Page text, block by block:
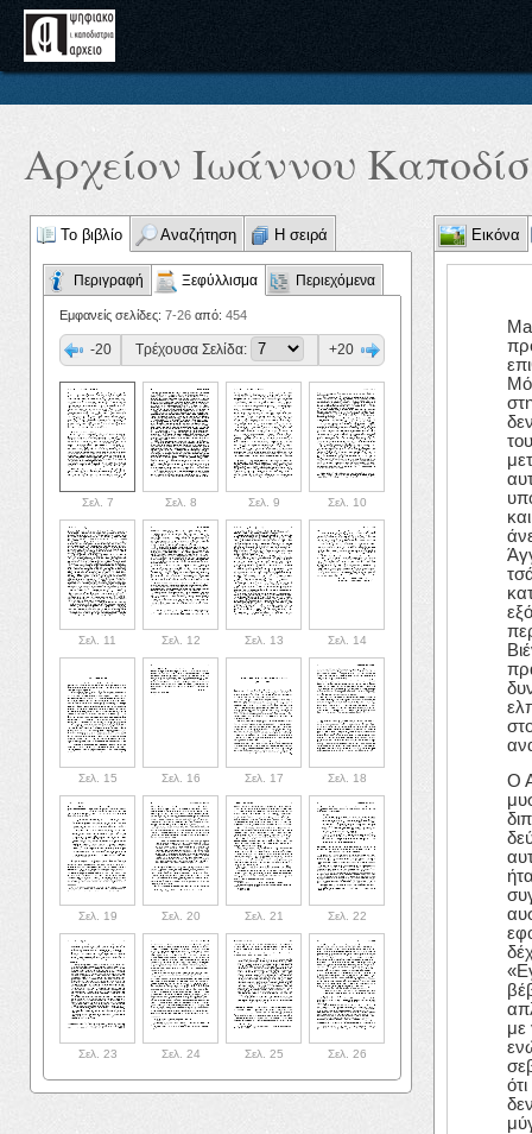
Αρχείον Ιωάννου
Το βιβλίο Αναζήτηση Η σειρά
Περιγραφή Ξεφύλλισμα Περιεχόμενα
Εμφανείς σελίδες: 7-26 από: 454
-20 Τρέχουσα Σελίδα: +20
Σελ. 7 Σελ. 8 Σελ. 9 Σελ. 10
Σελ. 11 Σελ. 12 Σελ. 13 Σελ. 14
Σελ. 15 Σελ. 16 Σελ. 17 Σελ. 18
Σελ. 19 Σελ. 20 Σελ. 21 Σελ. 22
Σελ. 23 Σελ. 24 Σελ. 25 Σελ. 26
Εικόνα
Ο
με